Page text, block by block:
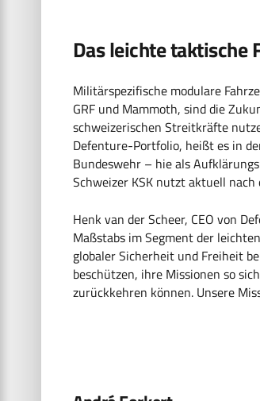
Das leichte taktische
Militärspezifische modulare
GRF und Mammoth, sind die
schweizerischen Streitkräfte
Defenture-Portfolio, heißt es in
Bundeswehr – hie als
Schweizer KSK nutzt aktuell nach
Henk van der Scheer, CEO von
Maßstabs im Segment der
globaler Sicherheit und Freiheit
beschützen, ihre Missionen so
zurückkehren können. Unsere